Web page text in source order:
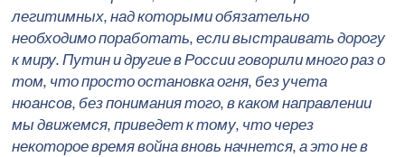
легитимных, над которыми обязательно
необходимо поработать, если выстраивать дорогу
к миру. Путин и другие в России говорили много раз о
том, что просто остановка огня, без учета
нюансов, без понимания того, в каком направлении
мы движемся, приведет к тому, что через
некоторое время война вновь начнется, а это не в